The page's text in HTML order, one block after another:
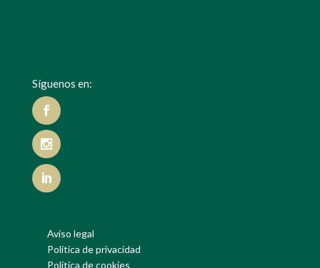
Síguenos en:
Aviso legal
Política de privacidad
Política de cookies